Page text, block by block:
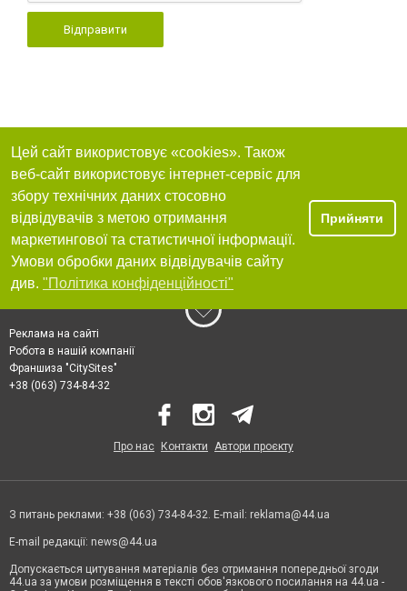
Відправити
Цей сайт використовує «cookies». Також
веб-сайт використовує інтернет-сервіс для
збору технічних даних стосовно
відвідувачів з метою отримання
маркетингової та статистичної інформації.
Умови обробки даних відвідувачів сайту
див. "Політика конфіденційності"
Прийняти
Реклама на сайті
Робота в нашій компанії
Франшиза "CitySites"
+38 (063) 734-84-32
Про нас Контакти Автори проєкту
З питань реклами: +38 (063) 734-84-32. E-mail: reklama@44.ua
E-mail редакції: news@44.ua
Допускається цитування матеріалів без отримання попередньої згоди
44.ua за умови розміщення в тексті обов'язкового посилання на 44.ua -